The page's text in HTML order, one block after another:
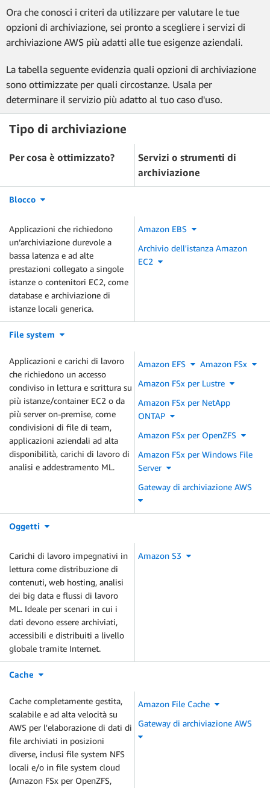
Ora che conosci i criteri da utilizzare per valutare le tue
opzioni di archiviazione, sei pronto a scegliere i servizi di
archiviazione AWS più adatti alle tue esigenze aziendali.
La tabella seguente evidenzia quali opzioni di archiviazione
sono ottimizzate per quali circostanze. Usala per
determinare il servizio più adatto al tuo caso d'uso.
Tipo di archiviazione
Per cosa è ottimizzato?
Servizi o strumenti di
archiviazione
Blocco
Applicazioni che richiedono
un’archiviazione durevole a
bassa latenza e ad alte
prestazioni collegato a singole
istanze o contenitori EC2, come
database e archiviazione di
istanze locali generica.
Amazon EBS
Archivio dell'istanza Amazon
EC2
File system
Applicazioni e carichi di lavoro
che richiedono un accesso
condiviso in lettura e scrittura su
più istanze/container EC2 o da
più server on-premise, come
condivisioni di file di team,
applicazioni aziendali ad alta
disponibilità, carichi di lavoro di
analisi e addestramento ML.
Amazon EFS
Amazon FSx
Amazon FSx per Lustre
Amazon FSx per NetApp
ONTAP
Amazon FSx per OpenZFS
Amazon FSx per Windows File
Server
Gateway di archiviazione AWS
Oggetti
Carichi di lavoro impegnativi in
lettura come distribuzione di
contenuti, web hosting, analisi
dei big data e flussi di lavoro
ML. Ideale per scenari in cui i
dati devono essere archiviati,
accessibili e distribuiti a livello
globale tramite Internet.
Amazon S3
Cache
Cache completamente gestita,
scalabile e ad alta velocità su
AWS per l'elaborazione di dati di
file archiviati in posizioni
diverse, inclusi file system NFS
locali e/o in file system cloud
(Amazon FSx per OpenZFS,
Amazon File Cache
Gateway di archiviazione AWS